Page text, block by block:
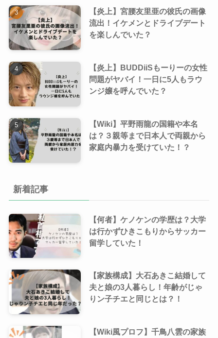
【炎上】宮腰友里亜の彼氏の画像
流出！イケメンとドライブデート
を楽しんでいた？
【炎上】BUDDiiSもーりーの女性
問題がヤバイ！一日に5人もラウ
ンジ嬢を呼んでいた？
【Wiki】平野雨龍の国籍や本名
は？３親等まで日本人で両親から
家庭内暴力を受けていた！？
新着記事
【何者】ケノケンの学歴は？大学
は行かずひきこもりからサッカー
留学していた！
【家族構成】大石あきこ結婚して
夫と娘の3人暮らし！年齢がじゃ
りン子チエと同じとは？！
【Wiki風プロフ】千鳥八雲の家族